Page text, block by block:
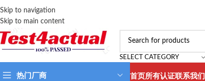
Skip to navigation
Skip to main content
SELECT CATEGORY
热门厂商 首页所有认证联系我们